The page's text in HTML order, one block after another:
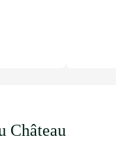
Château